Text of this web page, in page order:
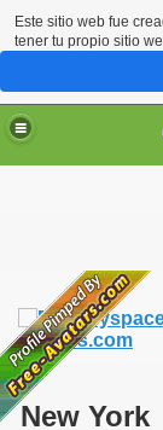
Avatars.com
New York
Este sitio web fue
tener tu propio sitio